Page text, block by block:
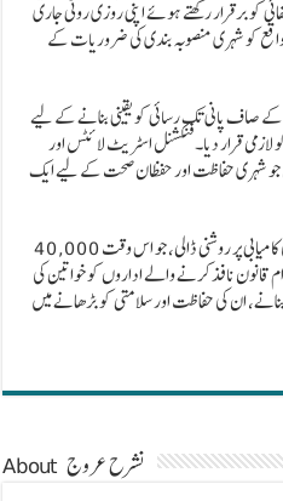
کو برقرار رکھتے ہوئے اپنی روزی روٹی جاری
کو شہری منصوبہ بندی کی ضروریات کے
صاف پانی تک رسائی کو یقینی بنانے کے لیے
لازمی قرار دیا۔ فنکشنل اسٹریٹ لائٹس اور
جو شہری حفاظت اور حفظان صحت کے لیے ایک
مریم نواز نے ورچوئل پولیس سٹیشن اقدام کی کامیابی پر روشنی ڈالی، جو اس وقت 40,000
قانون نافذ کرنے والے اداروں کو خواتین کی
ان کی حفاظت اور سلامتی کو بڑھانے میں
About نشرح عروج